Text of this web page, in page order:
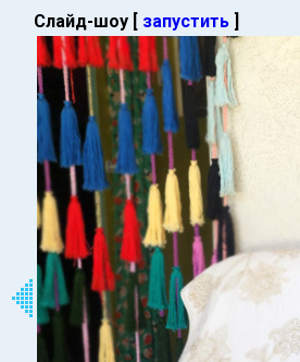
Слайд-шоу [ запустить ]